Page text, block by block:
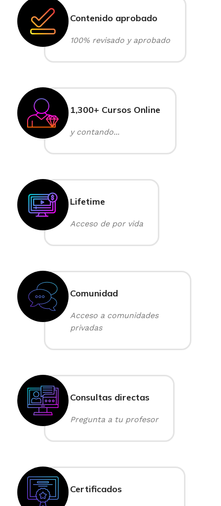
Contenido aprobado
100% revisado y aprobado
1,300+ Cursos Online
y contando...
Lifetime
Acceso de por vida
Comunidad
Acceso a comunidades
privadas
Consultas directas
Pregunta a tu profesor
Certificados